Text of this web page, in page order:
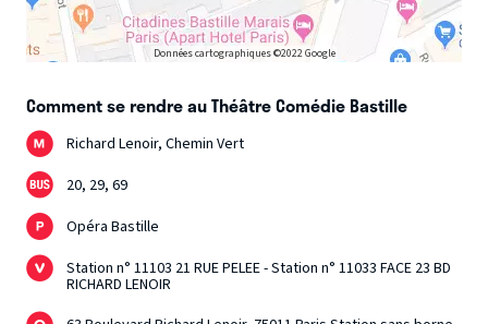
"Le Témoin" interroge la mémoire, le silence et la
responsabilité.
À quel moment devient-on complice en se taisant ?
Entre humour, tension et émotion, le spectacle entraîne
le spectateur dans une expérience directe, où chacun est
amené à écouter, ressentir… et se positionner.
Données cartographiques ©2022 Google
Comment se rendre au Théâtre Comédie Bastille
Richard Lenoir, Chemin Vert
20, 29, 69
Opéra Bastille
Station n° 11103 21 RUE PELEE - Station n° 11033 FACE 23 BD
RICHARD LENOIR